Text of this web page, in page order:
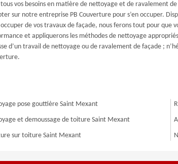
vos besoins en matière de nettoyage et de ravalement
sur notre entreprise PB Couverture pour s’en occuper.
occuper de vos travaux de façade, nous ferons tout pour que
et appliquerons les méthodes de nettoyage
d’un travail de nettoyage ou de ravalement de façade ;
pose gouttière Saint Mexant
et demoussage de toiture Saint Mexant
sur toiture Saint Mexant